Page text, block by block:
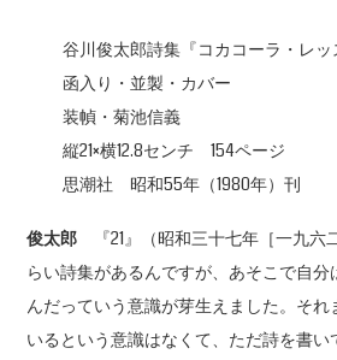
谷川俊太郎詩集『コカコーラ・レッ
函入り・並製・カバー
装幀・菊池信義
縦21×横12.8センチ 154ページ
思潮社 昭和55年（1980年）刊
俊太郎 『21』（昭和三十七年［一九六
らい詩集があるんですが、あそこで自分
んだっていう意識が芽生えました。そ
いるという意識はなくて、ただ詩を書い